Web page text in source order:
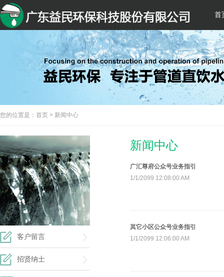
首
您的位置是：首页 > 新闻中心
客户留言
招贤纳士
新闻中心
广汇尊府公众号业务指引
1/1/2099 12:08:00 AM
其它小区公众号业务指引
1/1/2099 12:06:00 AM